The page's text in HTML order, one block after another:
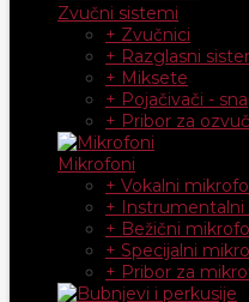
Zvučni sistemi
+ Zvučnici
+ Razglasni
+ Miksete
+ Pojačivači -
+ Pribor za
Mikrofoni
+ Vokalni
+ Instrumentalni
+ Bežični
+ Specijalni
+ Pribor za